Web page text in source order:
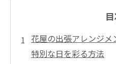
花屋の出張アレンジ
特別な日を彩る方法